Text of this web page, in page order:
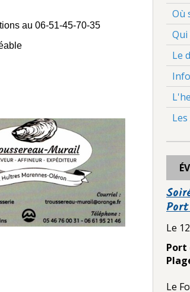
au 06-51-45-70-35
Où
Qui
Le
Le
Port
Le